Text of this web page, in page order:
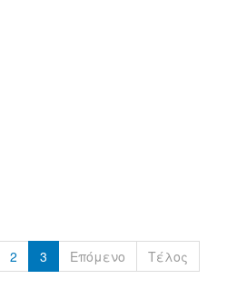
2 3 Επόμενο Τέλος